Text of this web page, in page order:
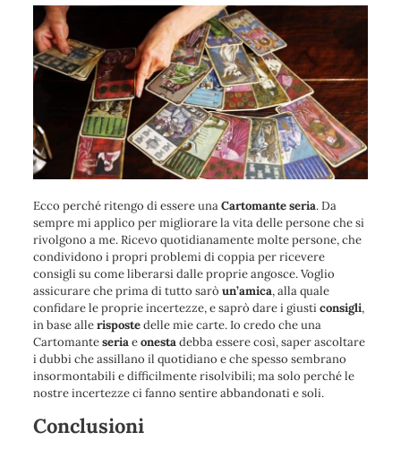
Ecco perché ritengo di essere unaCartomante seria. Da
sempre mi applico per migliorare la vita delle persone che si
rivolgono a me. Ricevo quotidianamente molte persone, che
condividono i propri problemi di coppia per ricevere
consigli su come liberarsi dalle proprie angosce. Voglio
assicurare che prima di tutto sarò un’amica, alla quale
confidare le proprie incertezze, e saprò dare i giusticonsigli,
in base allerispostedelle mie carte. Io credo che una
Cartomanteseriaeonestadebba essere così, saper ascoltare
i dubbi che assillano il quotidiano e che spesso sembrano
insormontabili e difficilmente risolvibili; ma solo perché le
nostre incertezze ci fanno sentire abbandonati e soli.
Conclusioni